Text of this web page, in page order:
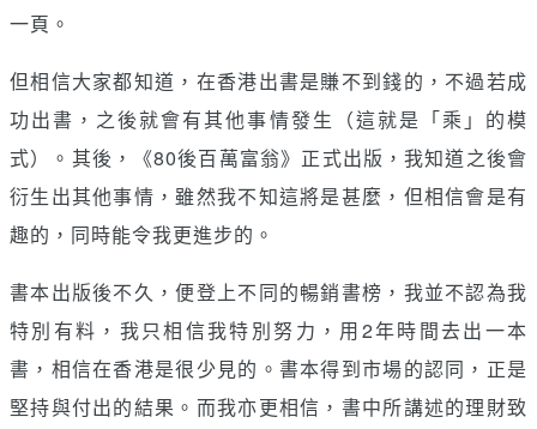
一頁。
但相信大家都知道，在香港出書是賺不到錢的，不過若成
功出書，之後就會有其他事情發生（這就是「乘」的模
式）。其後，《80後百萬富翁》正式出版，我知道之後會
衍生出其他事情，雖然我不知這將是甚麼，但相信會是有
趣的，同時能令我更進步的。
書本出版後不久，便登上不同的暢銷書榜，我並不認為我
特別有料，我只相信我特別努力，用2年時間去出一本
書，相信在香港是很少見的。書本得到市場的認同，正是
堅持與付出的結果。而我亦更相信，書中所講述的理財致